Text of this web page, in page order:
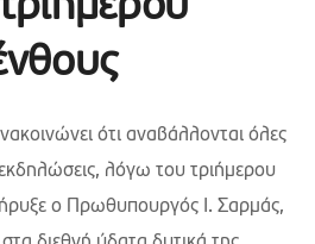
ότι αναβάλλονται όλες
λόγω του τριήμερου
o Πρωθυπουργός Ι. Σαρμάς,